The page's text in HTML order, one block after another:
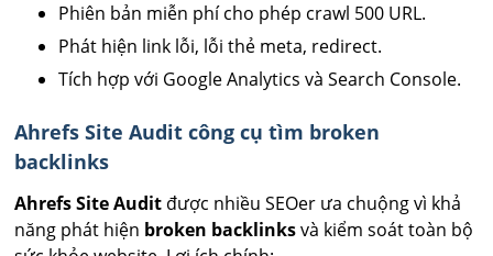
Phiên bản miễn phí cho phép crawl 500 URL.
Phát hiện link lỗi, lỗi thẻ meta, redirect.
Tích hợp với Google Analytics và Search Console.
Ahrefs Site Audit công cụ tìm broken
backlinks
Ahrefs Site Audit được nhiều SEOer ưa chuộng vì khả
năng phát hiện broken backlinksvà kiểm soát toàn bộ